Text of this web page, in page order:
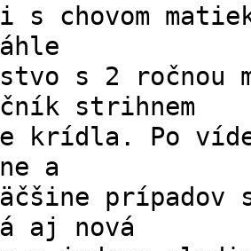
s chovom
s 2 ročnou
strihnem
krídla. Po
a
prípadov
aj nová